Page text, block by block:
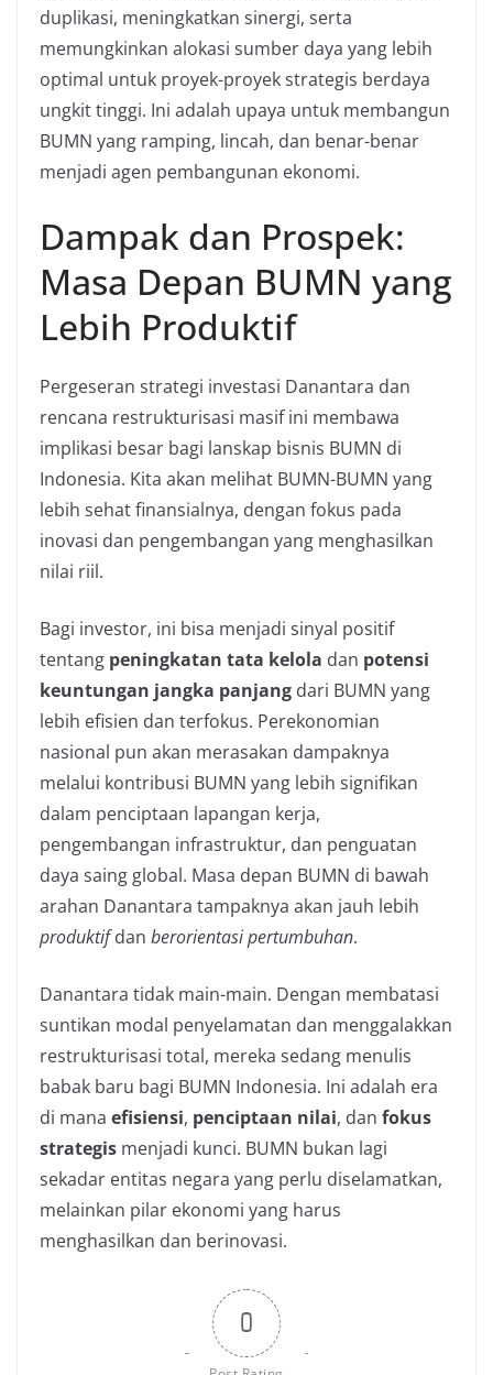
duplikasi, meningkatkan sinergi, serta
memungkinkan alokasi sumber daya yang lebih
optimal untuk proyek-proyek strategis berdaya
ungkit tinggi. Ini adalah upaya untuk membangun
BUMN yang ramping, lincah, dan benar-benar
menjadi agen pembangunan ekonomi.
Dampak dan Prospek:
Masa Depan BUMN yang
Lebih Produktif
Pergeseran strategi investasi Danantara dan
rencana restrukturisasi masif ini membawa
implikasi besar bagi lanskap bisnis BUMN di
Indonesia. Kita akan melihat BUMN-BUMN yang
lebih sehat finansialnya, dengan fokus pada
inovasi dan pengembangan yang menghasilkan
nilai riil.
Bagi investor, ini bisa menjadi sinyal positif
tentang peningkatan tata kelola dan potensi
keuntungan jangka panjang dari BUMN yang
lebih efisien dan terfokus. Perekonomian
nasional pun akan merasakan dampaknya
melalui kontribusi BUMN yang lebih signifikan
dalam penciptaan lapangan kerja,
pengembangan infrastruktur, dan penguatan
daya saing global. Masa depan BUMN di bawah
arahan Danantara tampaknya akan jauh lebih
produktifdan berorientasi pertumbuhan.
Danantara tidak main-main. Dengan membatasi
suntikan modal penyelamatan dan menggalakkan
restrukturisasi total, mereka sedang menulis
babak baru bagi BUMN Indonesia. Ini adalah era
di mana efisiensi, penciptaan nilai, dan fokus
strategis menjadi kunci. BUMN bukan lagi
sekadar entitas negara yang perlu diselamatkan,
melainkan pilar ekonomi yang harus
menghasilkan dan berinovasi.
0